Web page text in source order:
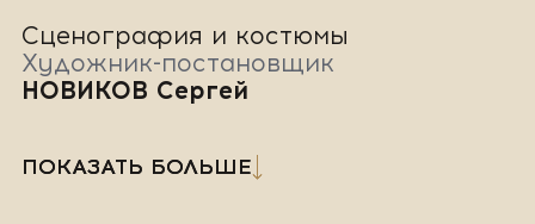
ПОКАЗАТЬ БОЛЬШЕ
Сценография и костюмы
Художник-постановщик
НОВИКОВ Сергей
ПОКАЗАТЬ БОЛЬШЕ